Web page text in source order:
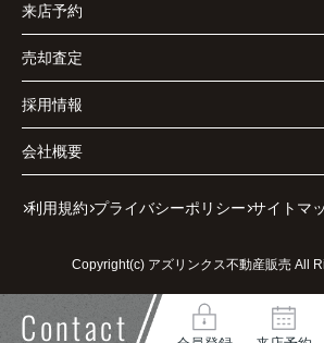
来店予約
売却査定
採用情報
会社概要
利用規約 プライバシーポリシー サイトマ
Copyright(c) アズリンクス不動産販売 All
Contact